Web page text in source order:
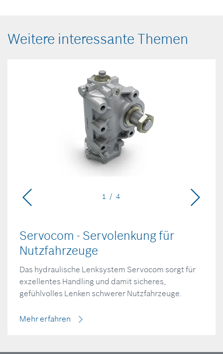
Weitere interessante Themen
Servocom - Servolenkung für
Nutzfahrzeuge
Das hydraulische Lenksystem Servocom sorgt für
exzellentes Handling und damit sicheres,
gefühlvolles Lenken schwerer Nutzfahrzeuge.
Mehr erfahren
1 / 4